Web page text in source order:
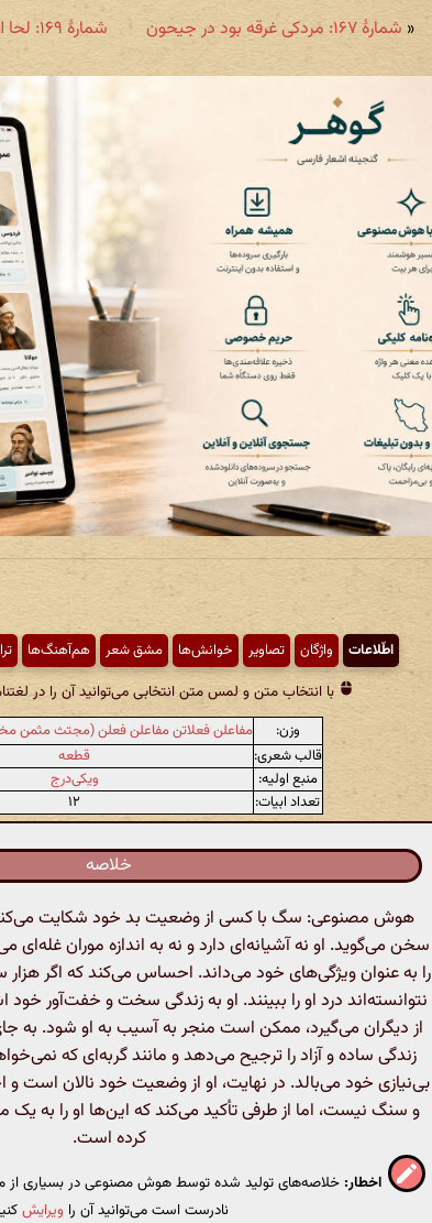
شمارهٔ ۱۶۹: لحا الله بعض الناس یأتی جهالة « شمارهٔ ۱۶۷: مردکی غرقه بود در جیحون
اطّلاعات واژگان تصاویر خوانش‌ها مشق شعر هم‌آهنگ‌ها
با انتخاب متن و لمس متن انتخابی می‌توانید آن را در
وزن:
مفاعلن فعلاتن مفاعلن فعلن (مجتث مثمن
قالب شعری:
قطعه
منبع اولیه:
ویکی‌درج
تعداد ابیات:
۱۲
خلاصه
هوش مصنوعی: سگ با کسی از وضعیت بد خود شکایت
سخن می‌گوید. او نه آشیانه‌ای دارد و نه به اندازه موران غله‌ای
را به عنوان ویژگی‌های خود می‌داند. احساس می‌کند که اگر
نتوانسته‌اند درد او را ببینند. او به زندگی سخت و خفت‌آور
از دیگران می‌گیرد، ممکن است منجر به آسیب به او شود.
زندگی ساده و آزاد را ترجیح می‌دهد و مانند گربه‌ای که
بی‌نیازی خود می‌بالد. در نهایت، او از وضعیت خود نالان است
و سنگ نیست، اما از طرفی تأکید می‌کند که این‌ها او را به
کرده است.
اخطار: خلاصه‌های تولید شده توسط هوش مصنوعی در بسیاری از
نادرست است می‌توانید آن را ویرایش